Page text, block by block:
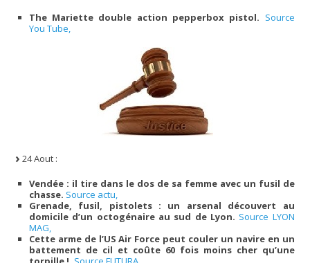
The Mariette double action pepperbox pistol. Source
You Tube,
24 Aout :
Vendée : il tire dans le dos de sa femme avec un fusil de
chasse. Source actu,
Grenade, fusil, pistolets : un arsenal découvert au
domicile d’un octogénaire au sud de Lyon. Source LYON
MAG,
Cette arme de l’US Air Force peut couler un navire en un
battement de cil et coûte 60 fois moins cher qu’une